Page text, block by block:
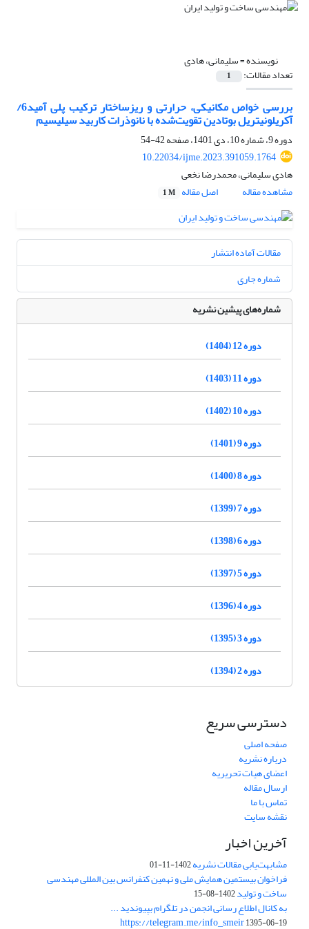
نویسنده =سلیمانی، هادی
تعداد مقالات: 1
بررسی خواص مکانیکی، حرارتی و ریزساختار ترکیب پلی آمید6/
آکریلونیتریل بوتادین تقویت‌شده با نانوذرات کاربید سیلیسیم
دوره 9، شماره 10، دی 1401، صفحه
42-54
10.22034/ijme.2023.391059.1764
هادی سلیمانی، محمدرضا نخعی
مشاهده مقاله
اصل مقاله 1 M
مقالات آماده انتشار
شماره جاری
شماره‌های پیشین نشریه
دوره 12 (1404)
دوره 11 (1403)
دوره 10 (1402)
دوره 9 (1401)
دوره 8 (1400)
دوره 7 (1399)
دوره 6 (1398)
دوره 5 (1397)
دوره 4 (1396)
دوره 3 (1395)
دوره 2 (1394)
دسترسی سریع
صفحه اصلی
درباره نشریه
اعضای هیات تحریریه
ارسال مقاله
تماس با ما
نقشه سایت
آخرین اخبار
مشابهت‌یابی مقالات نشریه1402-11-01
فراخوان بیستمین همایش ملی و نهمین کنفرانس بین المللی مهندسی
ساخت و تولید1402-08-15
به کانال اطلاع رسانی انجمن در تلگرام بپیوندید ...
https://telegram.me/info_smeir1395-06-19